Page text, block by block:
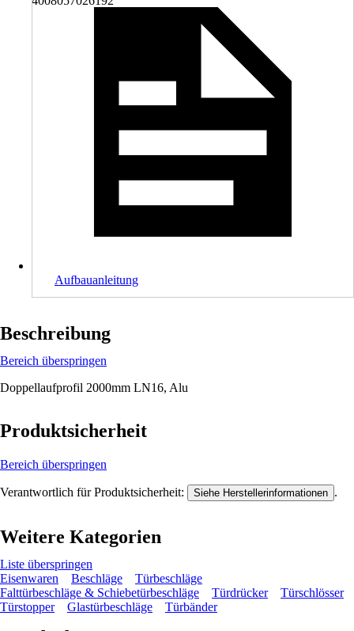
Aufbauanleitung
Beschreibung
Bereich überspringen
Doppellaufprofil 2000mm LN16, Alu
Produktsicherheit
Bereich überspringen
Verantwortlich für Produktsicherheit: Siehe Herstellerinformationen .
Weitere Kategorien
Liste überspringen
Eisenwaren
Beschläge
Türbeschläge
Falttürbeschläge & Schiebetürbeschläge
Türdrücker
Türschlösser
Türstopper
Glastürbeschläge Türbänder